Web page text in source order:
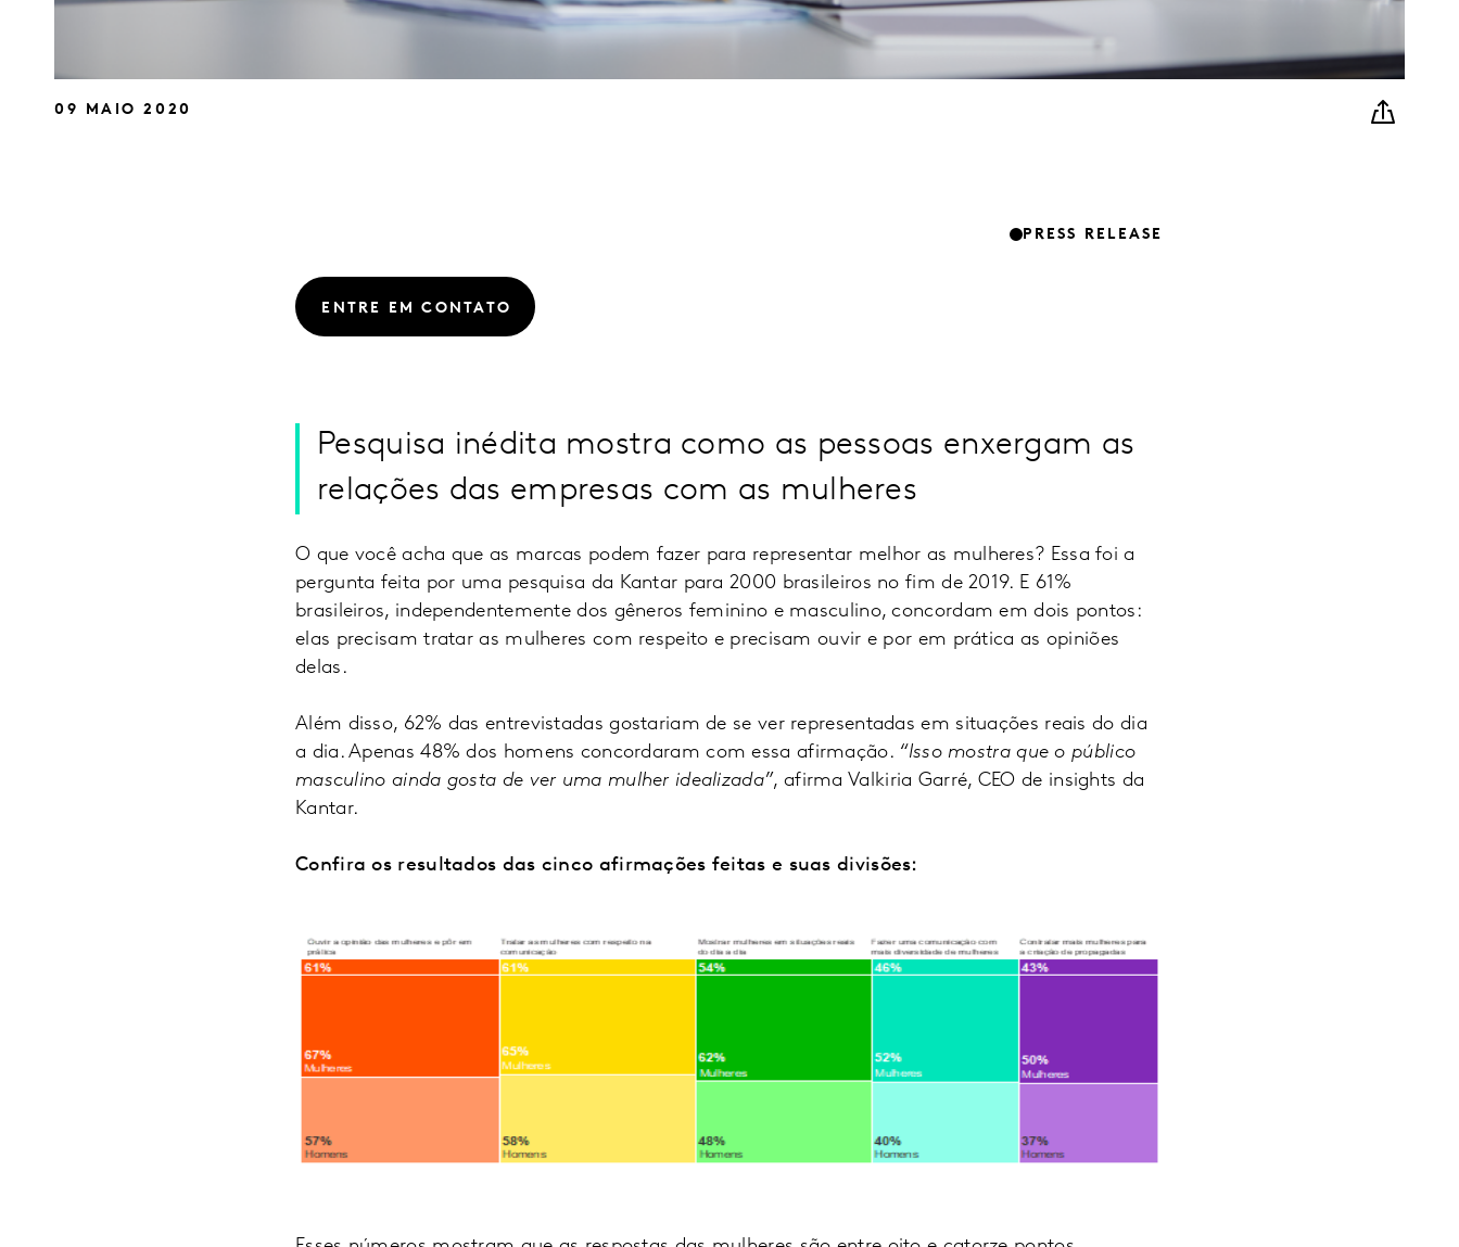
09 MAIO 2020
PRESS RELEASE
ENTRE EM CONTATO
Pesquisa inédita mostra como as pessoas enxergam as
relações das empresas com as mulheres
O que você acha que as marcas podem fazer para representar melhor as mulheres? Essa foi a
pergunta feita por uma pesquisa da Kantar para 2000 brasileiros no fim de 2019. E 61%
brasileiros, independentemente dos gêneros feminino e masculino, concordam em dois pontos:
elas precisam tratar as mulheres com respeito e precisam ouvir e por em prática as opiniões
delas.
Além disso, 62% das entrevistadas gostariam de se ver representadas em situações reais do dia
a dia. Apenas 48% dos homens concordaram com essa afirmação. “Isso mostra que o público
masculino ainda gosta de ver uma mulher idealizada”, afirma Valkiria Garré, CEO de insights da
Kantar.
Confira os resultados das cinco afirmações feitas e suas divisões: